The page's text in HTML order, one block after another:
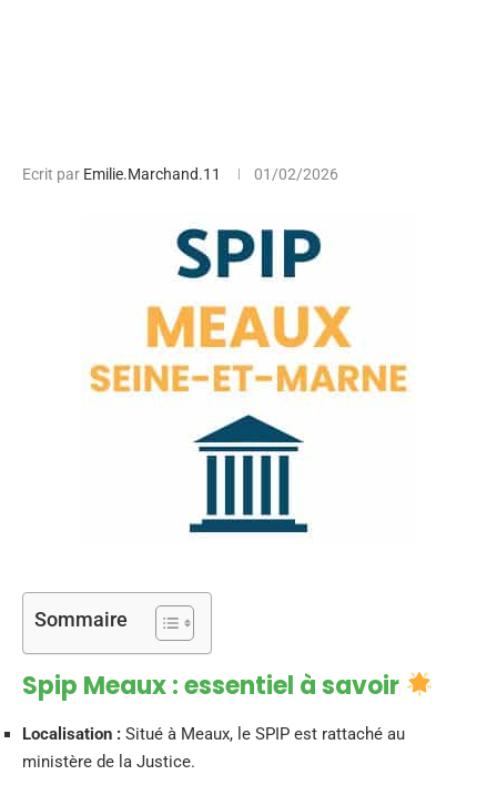
Ecrit par Emilie.Marchand.11 01/02/2026
Sommaire
Spip Meaux : essentiel à savoir
Localisation : Situé à Meaux, le SPIP est rattaché au
ministère de la Justice.